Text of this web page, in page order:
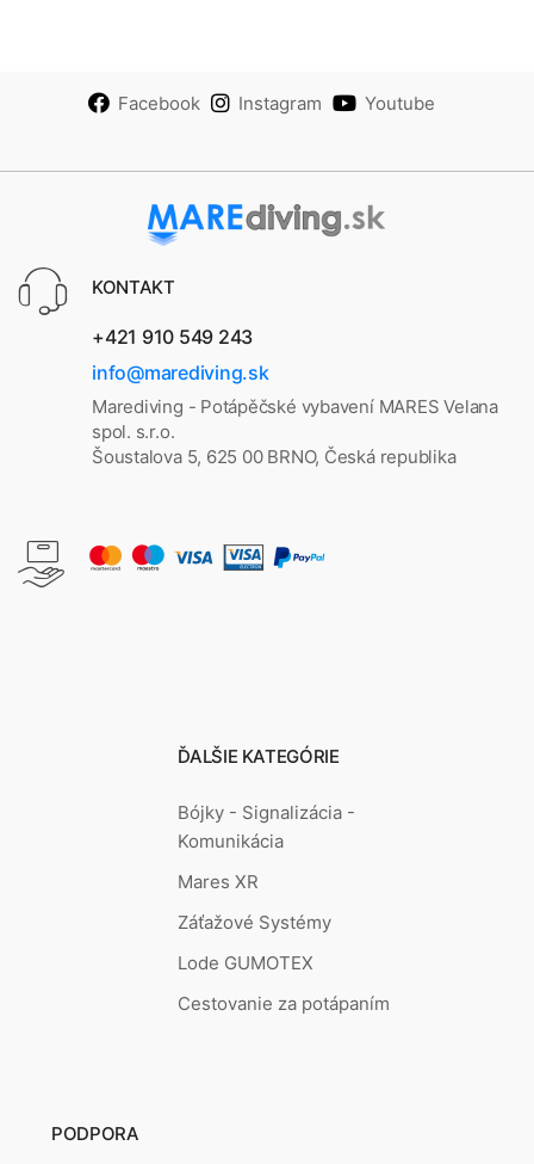
Facebook Instagram Youtube
KONTAKT
+421 910 549 243
info@marediving.sk
Marediving - Potápěčské vybavení MARES Velana
spol. s.r.o.
Šoustalova 5, 625 00 BRNO, Česká republika
ĎALŠIE KATEGÓRIE
Bójky - Signalizácia -
Komunikácia
Mares XR
Záťažové Systémy
Lode GUMOTEX
Cestovanie za potápaním
PODPORA